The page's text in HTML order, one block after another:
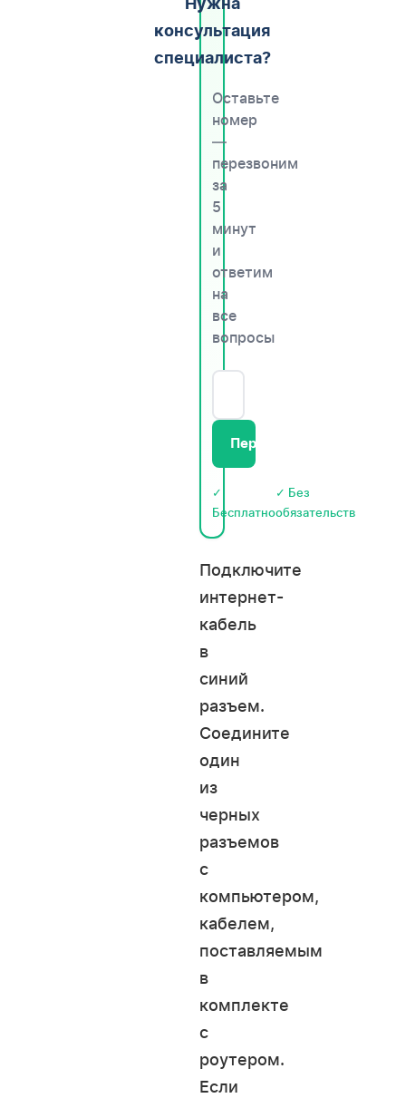
Нужна
консультация
специалиста?
Оставьте
номер
—
перезвоним
за
5
минут
и
ответим
на
все
вопросы
Перезвоните мне
✓
Бесплатно
✓ Без
обязательств
Подключите
интернет-
кабель
в
синий
разъем.
Соедините
один
из
черных
разъемов
с
компьютером,
кабелем,
поставляемым
в
комплекте
с
роутером.
Если